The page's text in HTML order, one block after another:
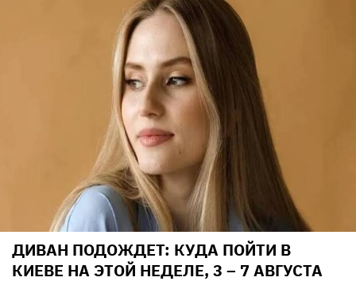
ДИВАН ПОДОЖДЕТ: КУДА ПОЙТИ В
КИЕВЕ НА ЭТОЙ НЕДЕЛЕ, 3 – 7 АВГУСТА